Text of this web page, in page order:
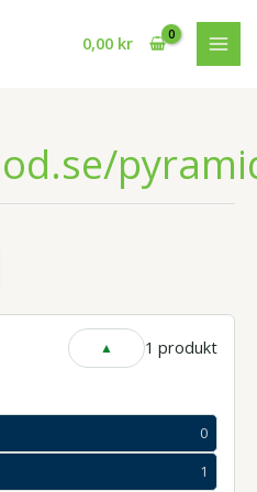
0,00 kr
VISA
ELLER
1 produkt
0
1